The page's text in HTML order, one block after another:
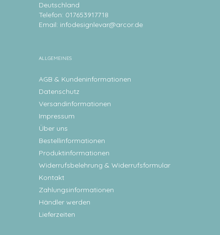
Deutschland
Telefon: 017653917718
Email: infodesignlevar@arcor.de
ALLGEMEINES
AGB & Kundeninformationen
Datenschutz
Versandinformationen
Impressum
Über uns
Bestellinformationen
Produktinformationen
Widerrufsbelehrung & Widerrufsformular
Kontakt
Zahlungsinformationen
Händler werden
Lieferzeiten